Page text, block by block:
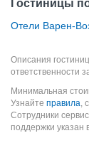
Гостиницы
Отели Варен-
Описания
ответственности
Минимальная
Узнайте правила,
Сотрудники
поддержки указан